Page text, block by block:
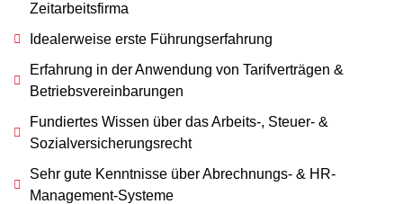
Zeitarbeitsfirma
Idealerweise erste Führungserfahrung
Erfahrung in der Anwendung von Tarifverträgen &
Betriebsvereinbarungen
Fundiertes Wissen über das Arbeits-, Steuer- &
Sozialversicherungsrecht
Sehr gute Kenntnisse über Abrechnungs- & HR-
Management-Systeme